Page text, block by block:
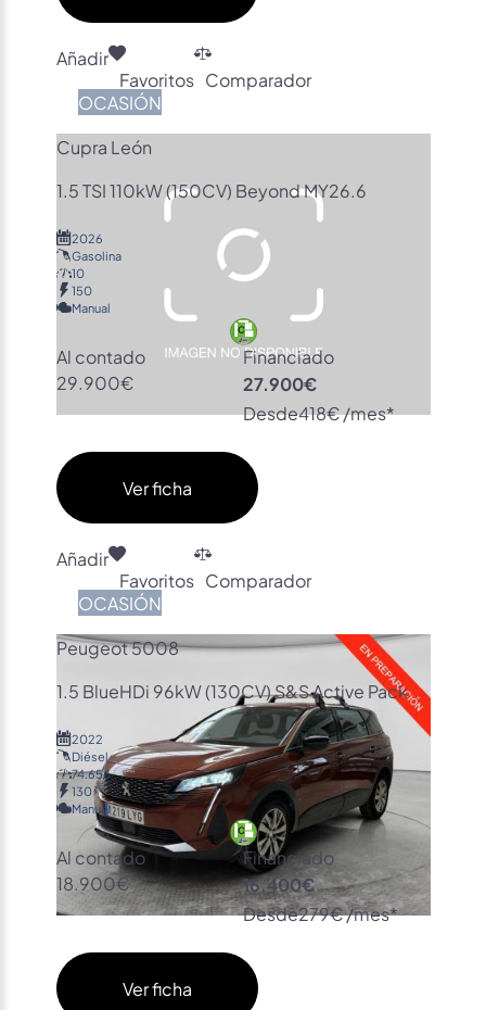
Añadir
Favoritos Comparador
OCASIÓN
Cupra León
1.5 TSI 110kW (150CV) Beyond MY26.6
2026
Gasolina
10
150
Manual
Al contado
29.900€
Financiado
27.900€
Desde418€ /mes*
Ver ficha
Añadir
Favoritos Comparador
OCASIÓN
Peugeot 5008
1.5 BlueHDi 96kW (130CV) S&S Active Pack
2022
Diésel
74.656
130
Manual
Al contado
18.900€
Financiado
16.400€
Desde279€ /mes*
Ver ficha